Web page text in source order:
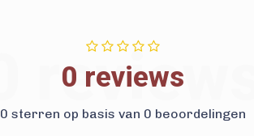
0 reviews
0 reviews
0 sterren op basis van 0 beoordelingen